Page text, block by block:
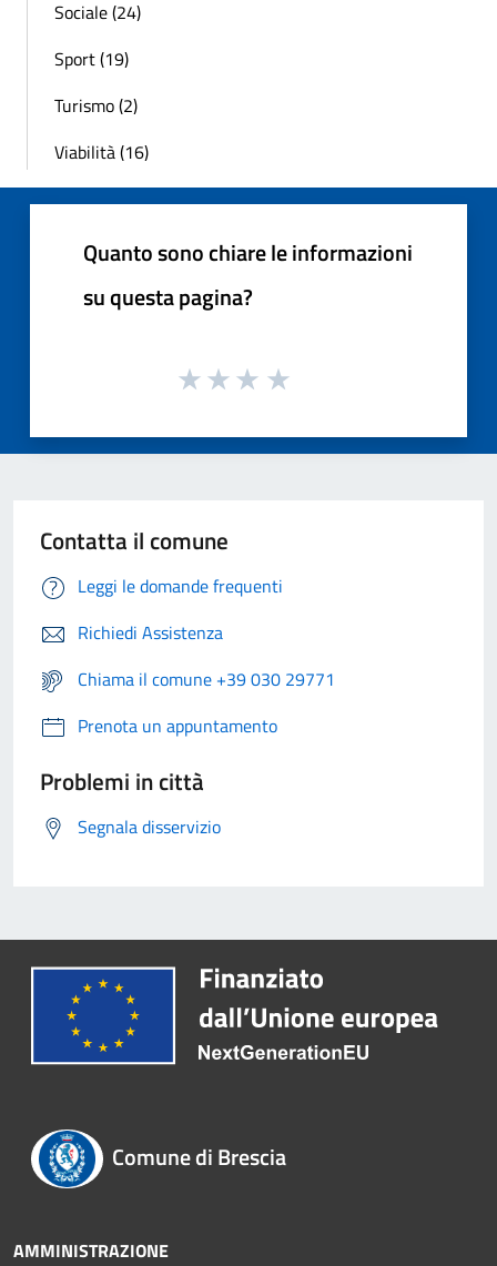
Sociale (24)
Sport (19)
Turismo (2)
Viabilità (16)
Quanto sono chiare le informazioni
su questa pagina?
Contatta il comune
Leggi le domande frequenti
Richiedi Assistenza
Chiama il comune +39 030 29771
Prenota un appuntamento
Problemi in città
Segnala disservizio
Comune di Brescia
AMMINISTRAZIONE